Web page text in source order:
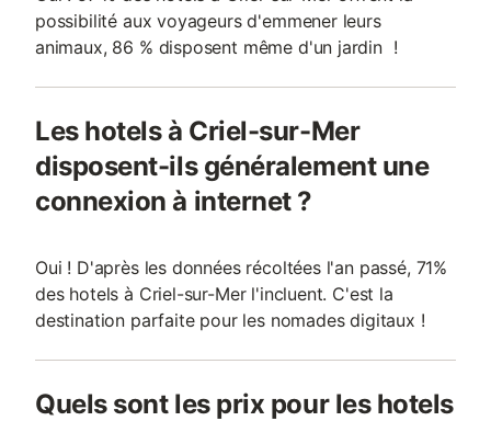
possibilité aux voyageurs d'emmener leurs
animaux, 86 % disposent même d'un jardin !
Les hotels à Criel-sur-Mer
disposent-ils généralement une
connexion à internet ?
Oui ! D'après les données récoltées l'an passé, 71%
des hotels à Criel-sur-Mer l'incluent. C'est la
destination parfaite pour les nomades digitaux !
Quels sont les prix pour les hotels